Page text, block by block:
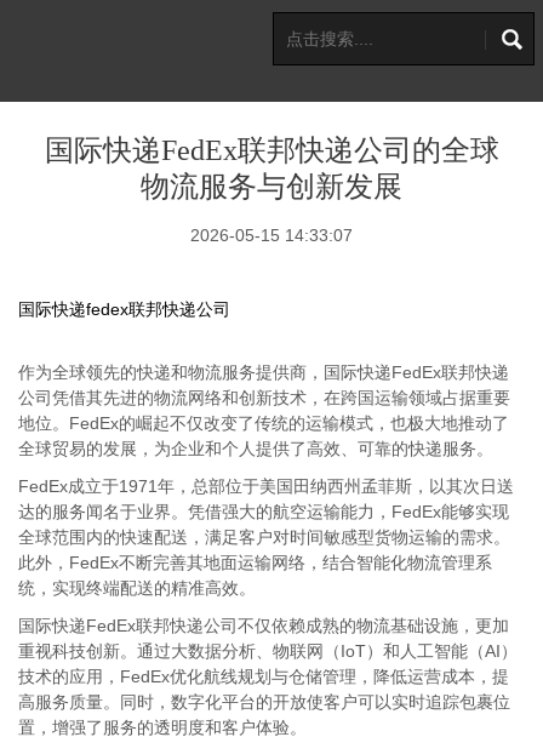
国际快递FedEx联邦快递公司的全球
物流服务与创新发展
2026-05-15 14:33:07
国际快递fedex联邦快递公司
作为全球领先的快递和物流服务提供商，国际快递FedEx联邦快递
公司凭借其先进的物流网络和创新技术，在跨国运输领域占据重要
地位。FedEx的崛起不仅改变了传统的运输模式，也极大地推动了
全球贸易的发展，为企业和个人提供了高效、可靠的快递服务。
FedEx成立于1971年，总部位于美国田纳西州孟菲斯，以其次日送
达的服务闻名于业界。凭借强大的航空运输能力，FedEx能够实现
全球范围内的快速配送，满足客户对时间敏感型货物运输的需求。
此外，FedEx不断完善其地面运输网络，结合智能化物流管理系
统，实现终端配送的精准高效。
国际快递FedEx联邦快递公司不仅依赖成熟的物流基础设施，更加
重视科技创新。通过大数据分析、物联网（IoT）和人工智能（AI）
技术的应用，FedEx优化航线规划与仓储管理，降低运营成本，提
高服务质量。同时，数字化平台的开放使客户可以实时追踪包裹位
置，增强了服务的透明度和客户体验。